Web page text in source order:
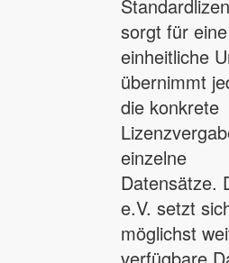
sorgt für eine
einheitliche
übernimmt
die konkrete
einzelne
Datensätze.
e.V. setzt
möglichst